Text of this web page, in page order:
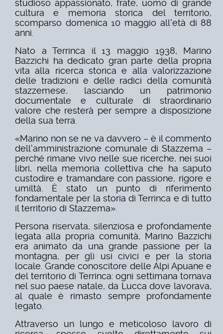
studioso appassionato, frate, uomo di grande
cultura e memoria storica del territorio,
scomparso domenica 10 maggio all'età di 88
anni.
Nato a Terrinca il 13 maggio 1938, Marino
Bazzichi ha dedicato gran parte della propria
vita alla ricerca storica e alla valorizzazione
delle tradizioni e delle radici della comunità
stazzemese, lasciando un patrimonio
documentale e culturale di straordinario
valore che resterà per sempre a disposizione
della sua terra.
«Marino non se ne va davvero – è il commento
dell'amministrazione comunale di Stazzema –
perché rimane vivo nelle sue ricerche, nei suoi
libri, nella memoria collettiva che ha saputo
custodire e tramandare con passione, rigore e
umiltà. È stato un punto di riferimento
fondamentale per la storia di Terrinca e di tutto
il territorio di Stazzema».
Persona riservata, silenziosa e profondamente
legata alla propria comunità, Marino Bazzichi
era animato da una grande passione per la
montagna, per gli usi civici e per la storia
locale. Grande conoscitore delle Alpi Apuane e
del territorio di Terrinca: ogni settimana tornava
nel suo paese natale, da Lucca dove lavorava,
al quale è rimasto sempre profondamente
legato.
Attraverso un lungo e meticoloso lavoro di